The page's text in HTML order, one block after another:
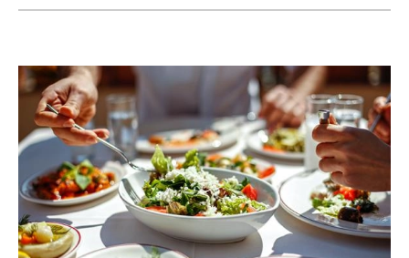
VITAMINAS
EN
INVIERNO
shareshareshareshare